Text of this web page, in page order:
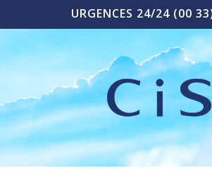
URGENCES 24/24 (00